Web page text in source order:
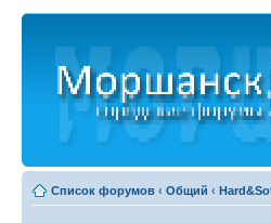
Список форумов ‹ Общий ‹